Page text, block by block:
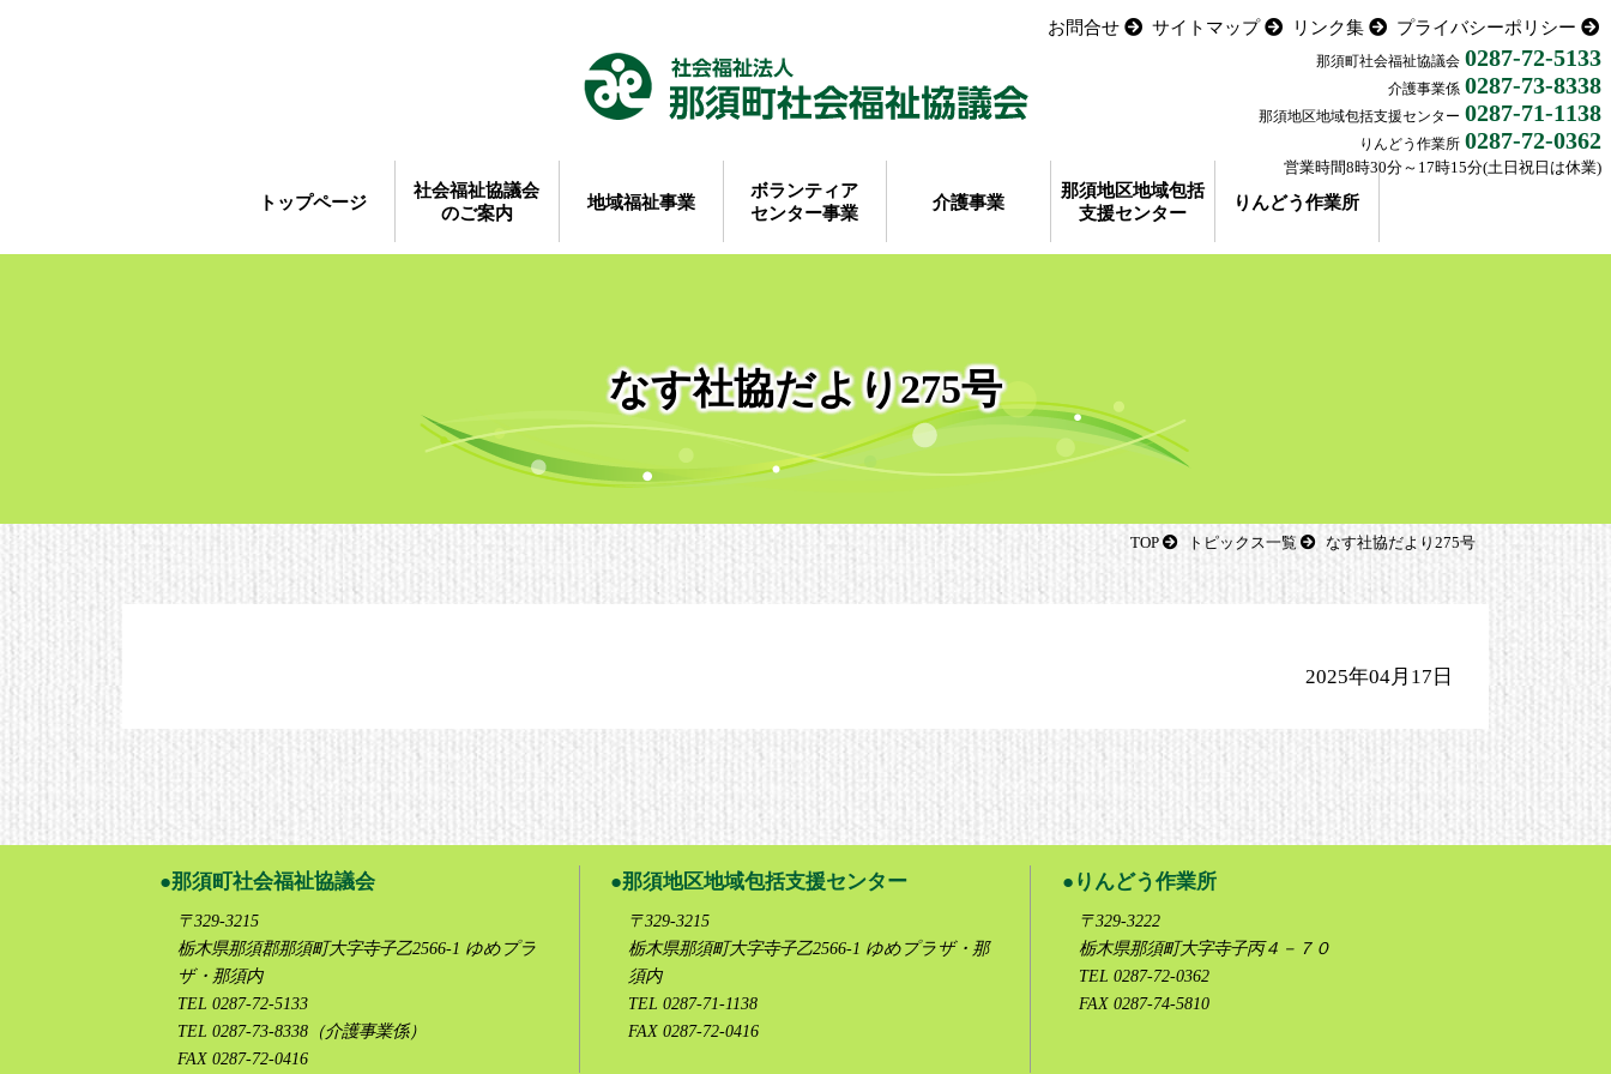
トップページ
社会福祉協議会
のご案内
地域福祉事業
ボランティア
センター事業
介護事業
那須地区地域包括
支援センター
りんどう作業所
お問合せ サイトマップ リンク集 プライバシーポリシー
那須町社会福祉協議会 0287-72-5133
介護事業係 0287-73-8338
那須地区地域包括支援センター 0287-71-1138
りんどう作業所 0287-72-0362
営業時間8時30分～17時15分(土日祝日は休業)
なす社協だより275号
TOP トピックス一覧 なす社協だより275号
2025年04月17日
那須町社会福祉協議会
〒329-3215
栃木県那須郡那須町大字寺子乙2566-1 ゆめプラ
ザ・那須内
TEL 0287-72-5133
TEL 0287-73-8338（介護事業係）
FAX 0287-72-0416
那須地区地域包括支援センター
〒329-3215
栃木県那須町大字寺子乙2566-1 ゆめプラザ・那
須内
TEL 0287-71-1138
FAX 0287-72-0416
りんどう作業所
〒329-3222
栃木県那須町大字寺子丙４－７０
TEL 0287-72-0362
FAX 0287-74-5810